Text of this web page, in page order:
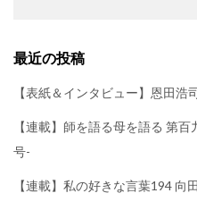
最近の投稿
【表紙＆インタビュー】恩田浩
【連載】師を語る母を語る 第
号-
【連載】私の好きな言葉194 向